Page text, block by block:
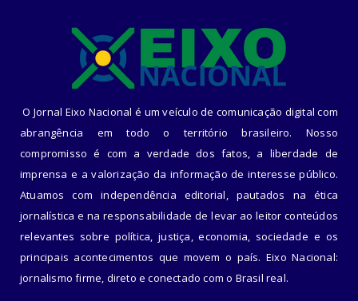
O Jornal Eixo Nacional é um veículo de comunicação digital com
abrangência em todo o território brasileiro. Nosso
compromisso é com a verdade dos fatos, a liberdade de
imprensa e a valorização da informação de interesse público.
Atuamos com independência editorial, pautados na ética
jornalística e na responsabilidade de levar ao leitor conteúdos
relevantes sobre política, justiça, economia, sociedade e os
principais acontecimentos que movem o país. Eixo Nacional:
jornalismo firme, direto e conectado com o Brasil real.